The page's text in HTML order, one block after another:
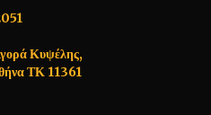
Κυψέλης,
ΤΚ 11361